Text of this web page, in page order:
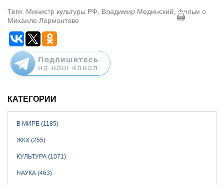
Теги: Министр культуры РФ, Владимир Мединский, фильм о
Михаиле Лермонтове
КАТЕГОРИИ
В МИРЕ (1185)
ЖКХ (255)
КУЛЬТУРА (1071)
НАУКА (463)